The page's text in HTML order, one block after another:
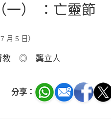
一） ：亡靈節
月 5 日）
教 ◎ 龔立人
分享：